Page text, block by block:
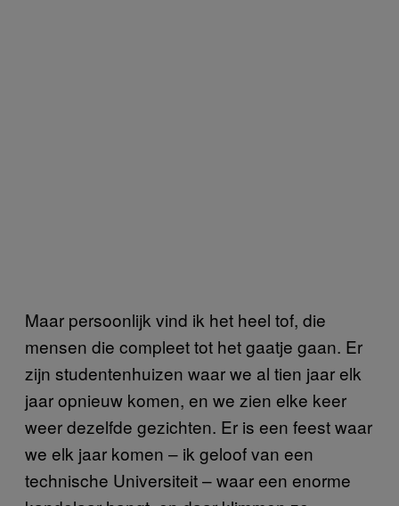
Maar persoonlijk vind ik het heel tof, die
mensen die compleet tot het gaatje gaan. Er
zijn studentenhuizen waar we al tien jaar elk
jaar opnieuw komen, en we zien elke keer
weer dezelfde gezichten. Er is een feest waar
we elk jaar komen – ik geloof van een
technische Universiteit – waar een enorme